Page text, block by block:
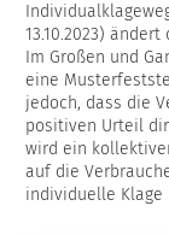
13.10.2023) ändert
Im Großen und
eine
jedoch, dass die
positiven Urteil
wird ein
auf die
individuelle